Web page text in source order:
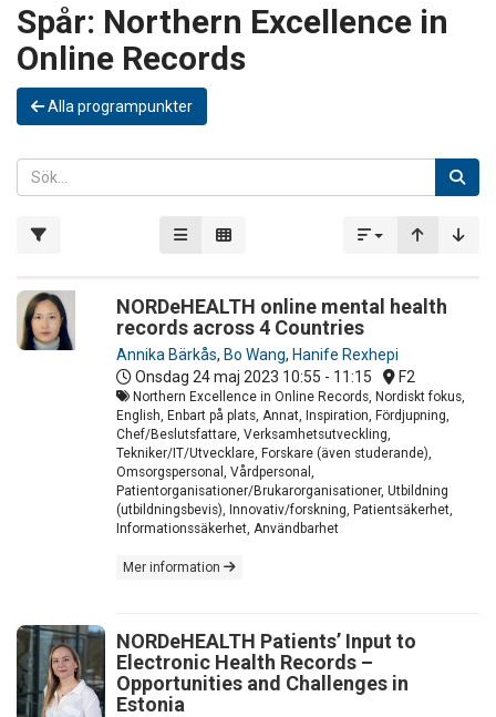
Spår: Northern Excellence in
Online Records
Alla programpunkter
NORDeHEALTH online mental health
records across 4 Countries
Annika Bärkås, Bo Wang, Hanife Rexhepi
Onsdag 24 maj 2023 10:55 - 11:15 F2
Northern Excellence in Online Records, Nordiskt fokus,
English, Enbart på plats, Annat, Inspiration, Fördjupning,
Chef/Beslutsfattare, Verksamhetsutveckling,
Tekniker/IT/Utvecklare, Forskare (även studerande),
Omsorgspersonal, Vårdpersonal,
Patientorganisationer/Brukarorganisationer, Utbildning
(utbildningsbevis), Innovativ/forskning, Patientsäkerhet,
Informationssäkerhet, Användbarhet
Mer information
NORDeHEALTH Patients’ Input to
Electronic Health Records –
Opportunities and Challenges in
Estonia